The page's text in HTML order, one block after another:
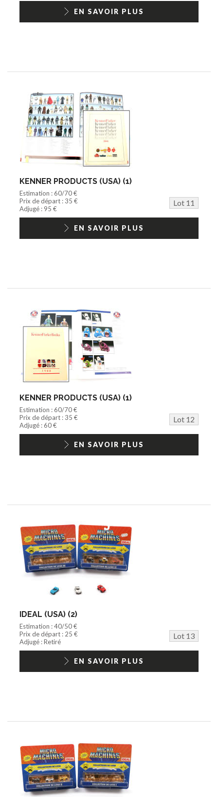
EN SAVOIR PLUS
KENNER PRODUCTS (USA) (1)
Estimation : 60/70 €
Prix de départ : 35 €
Lot 11
Adjugé : 95 €
EN SAVOIR PLUS
KENNER PRODUCTS (USA) (1)
Estimation : 60/70 €
Prix de départ : 35 €
Lot 12
Adjugé : 60 €
EN SAVOIR PLUS
IDEAL (USA) (2)
Estimation : 40/50 €
Prix de départ : 25 €
Lot 13
Adjugé : Retiré
EN SAVOIR PLUS